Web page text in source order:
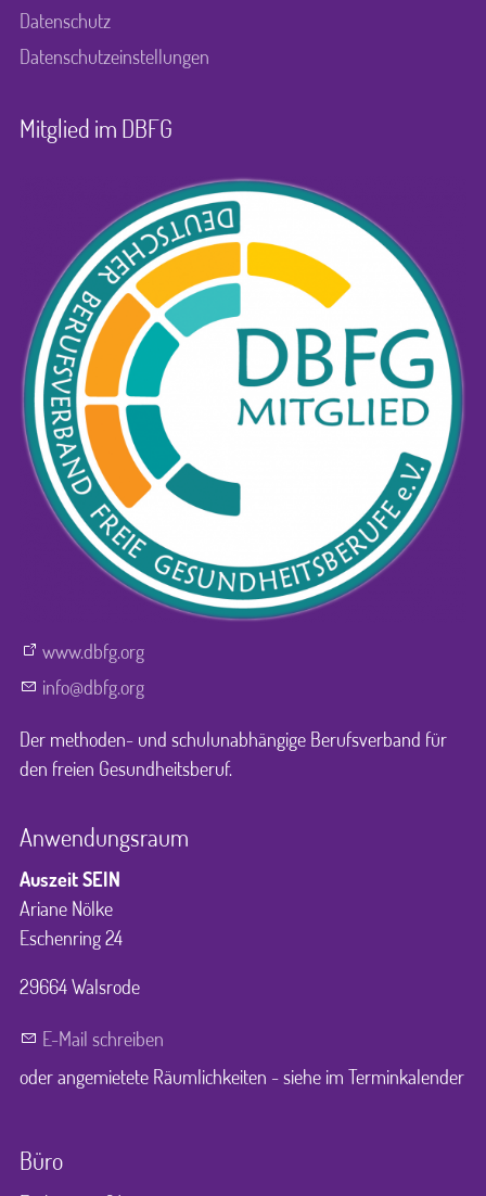
Datenschutz
Datenschutzeinstellungen
Mitglied im DBFG
www.dbfg.org
nf
dbfg rg
Der methoden- und schulunabhängige Berufsverband für
den freien Gesundheitsberuf.
Anwendungsraum
Auszeit SEIN
Ariane Nölke
Eschenring 24
29664 Walsrode
E-Mail schreiben
oder angemietete Räumlichkeiten - siehe im Terminkalender
Büro